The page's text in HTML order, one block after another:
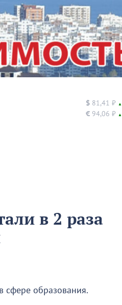
$ 81,41 ₽ ▲
€ 94,06 ₽ ▲
в 2 раза
сфере образования.